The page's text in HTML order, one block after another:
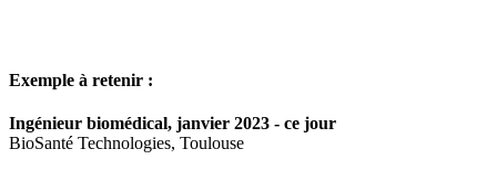
Exemple à retenir :
Ingénieur biomédical, janvier 2023 - ce jour
BioSanté Technologies, Toulouse